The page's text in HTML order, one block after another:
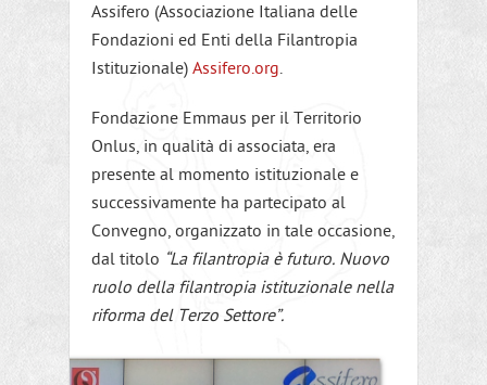
Assifero (Associazione Italiana delle
Fondazioni ed Enti della Filantropia
Istituzionale)Assifero.org.
Fondazione Emmaus per il Territorio
Onlus, in qualità di associata, era
presente al momento istituzionale e
successivamente ha partecipato al
Convegno, organizzato in tale occasione,
dal titolo “La filantropia è futuro. Nuovo
ruolo della filantropia istituzionale nella
riforma del Terzo Settore”.